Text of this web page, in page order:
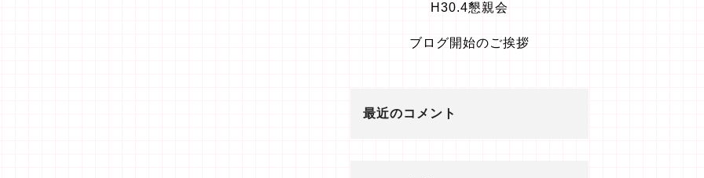
H30.4懇親会
ブログ開始のご挨拶
最近のコメント